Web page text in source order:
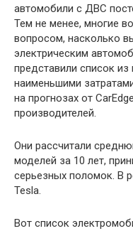
автомобили с ДВС
Тем не менее, многие
вопросом, насколько
электрическим
представили список
наименьшими
на прогнозах от
производителей.
Они рассчитали
моделей за 10 лет,
серьезных поломок. В
Tesla.
Вот список